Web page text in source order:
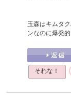
玉森はキムタ
ンなのに爆発
それな！